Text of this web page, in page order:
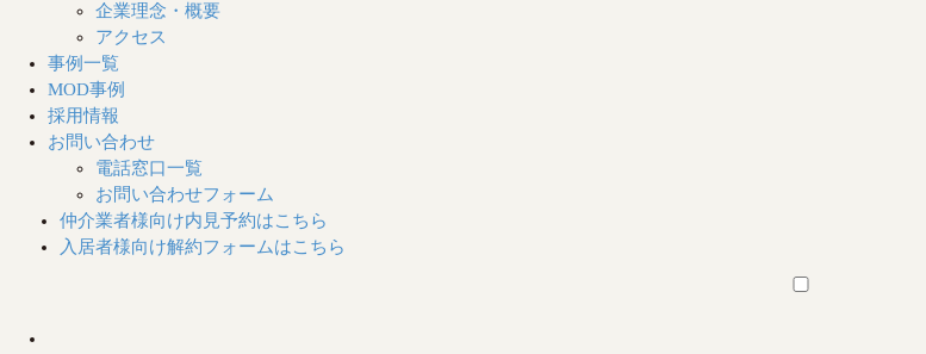
企業理念・概要
アクセス
事例一覧
MOD事例
採用情報
お問い合わせ
電話窓口一覧
お問い合わせフォーム
仲介業者様向け内見予約はこちら
入居者様向け解約フォームはこちら